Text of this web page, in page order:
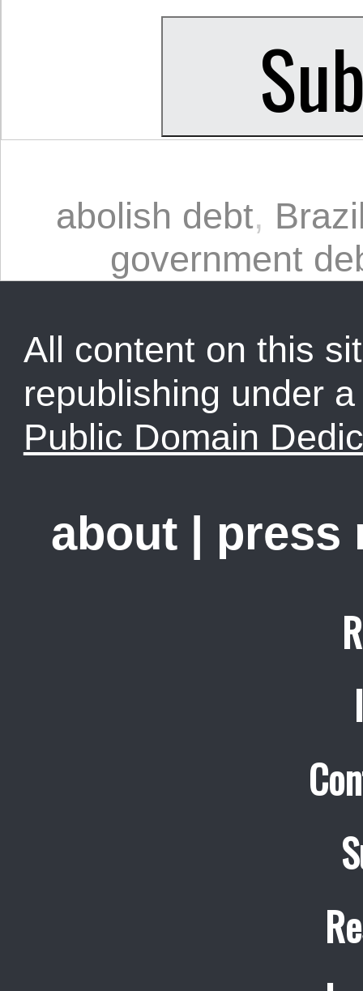
abolish debt,
government
All content on this
republishing under
Public Domain
about | press